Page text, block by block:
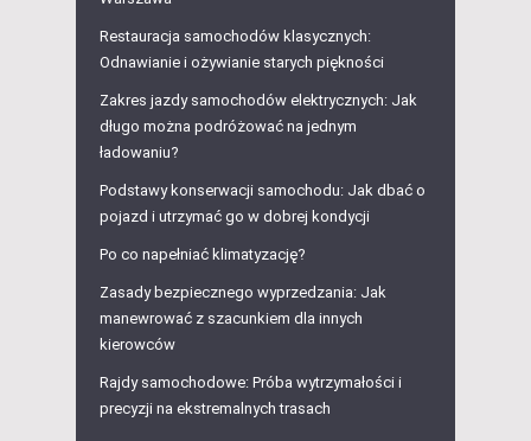
Restauracja samochodów klasycznych:
Odnawianie i ożywianie starych piękności
Zakres jazdy samochodów elektrycznych: Jak
długo można podróżować na jednym
ładowaniu?
Podstawy konserwacji samochodu: Jak dbać o
pojazd i utrzymać go w dobrej kondycji
Po co napełniać klimatyzację?
Zasady bezpiecznego wyprzedzania: Jak
manewrować z szacunkiem dla innych
kierowców
Rajdy samochodowe: Próba wytrzymałości i
precyzji na ekstremalnych trasach